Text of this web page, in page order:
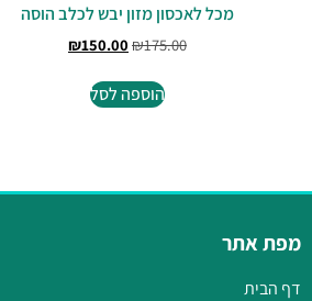
מכל לאכסון מזון יבש לכלב הוסה
₪175.00
₪150.00
הוספה לסל
מפת אתר
דף הבית